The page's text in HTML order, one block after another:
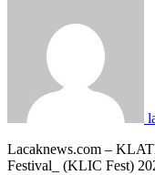
Lacaknews.com –
Festival_ (KLIC Fest)